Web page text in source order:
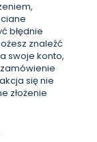
błędnie
znaleźć
swoje konto,
się nie
złożenie